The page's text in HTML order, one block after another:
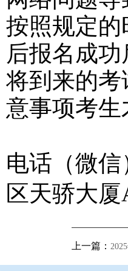
按照规定
后报名成
将到来的
意事项考
电话（微信
区天骄大
上一篇：